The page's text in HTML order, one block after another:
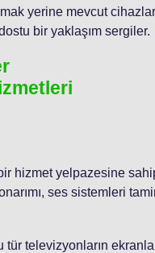
yerine mevcut
bir yaklaşım sergiler.
hizmet yelpazesine
ses sistemleri
tür televizyonların